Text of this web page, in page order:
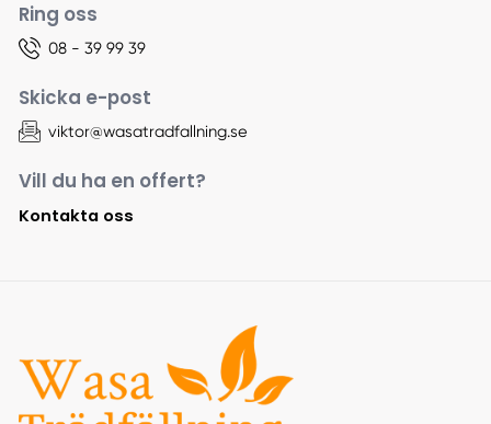
Ring oss
08 - 39 99 39
Skicka e-post
viktor@wasatradfallning.se
Vill du ha en offert?
Kontakta oss